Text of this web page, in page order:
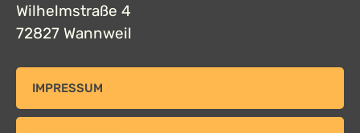
Wilhelmstraße 4
72827 Wannweil
IMPRESSUM